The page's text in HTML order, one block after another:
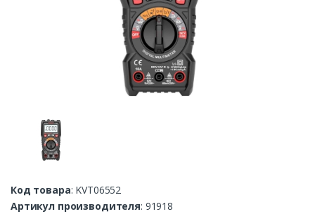
Код товара: KVT06552
Артикул производителя: 91918